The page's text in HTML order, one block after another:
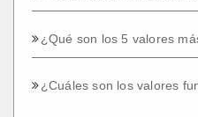
¿Qué son los 5 valores
¿Cuáles son los valores